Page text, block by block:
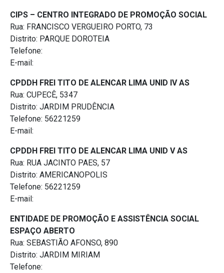
CIPS – CENTRO INTEGRADO DE PROMOÇÃO SOCIAL
Rua: FRANCISCO VERGUEIRO PORTO, 73
Distrito: PARQUE DOROTEIA
Telefone:
E-mail:
CPDDH FREI TITO DE ALENCAR LIMA UNID IV AS
Rua: CUPECÊ, 5347
Distrito: JARDIM PRUDÊNCIA
Telefone: 56221259
E-mail:
CPDDH FREI TITO DE ALENCAR LIMA UNID V AS
Rua: RUA JACINTO PAES, 57
Distrito: AMERICANOPOLIS
Telefone: 56221259
E-mail:
ENTIDADE DE PROMOÇÃO E ASSISTÊNCIA SOCIAL
ESPAÇO ABERTO
Rua: SEBASTIÃO AFONSO, 890
Distrito: JARDIM MIRIAM
Telefone: